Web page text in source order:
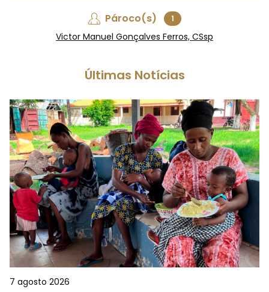
Pároco(s) 1
Victor Manuel Gonçalves Ferros, CSsp
Últimas Notícias
7 agosto 2026